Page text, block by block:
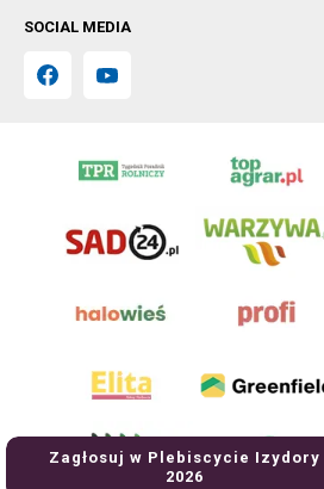
Zagłosuj w Plebiscycie Izydory
2026
SOCIAL MEDIA